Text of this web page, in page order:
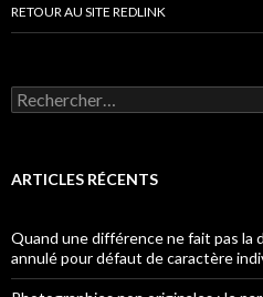
RETOUR AU SITE REDLINK
Rechercher :
ARTICLES RÉCENTS
Quand une différence ne fait pas la
annulé pour défaut de caractère